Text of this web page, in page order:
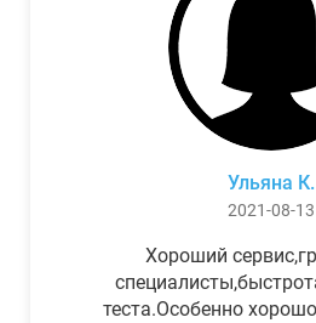
Ульяна К.
2021-08-13
Хороший
теста.Особенно